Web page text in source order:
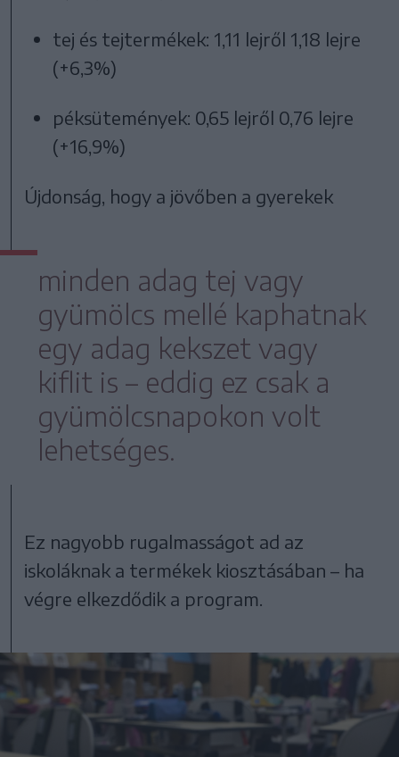
tej és tejtermékek: 1,11 lejről 1,18 lejre
(+6,3%)
péksütemények: 0,65 lejről 0,76 lejre
(+16,9%)
Újdonság, hogy a jövőben a gyerekek
minden adag tej vagy
gyümölcs mellé kaphatnak
egy adag kekszet vagy
kiflit is – eddig ez csak a
gyümölcsnapokon volt
lehetséges.
Ez nagyobb rugalmasságot ad az
iskoláknak a termékek kiosztásában – ha
végre elkezdődik a program.